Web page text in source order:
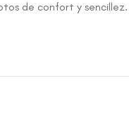
de confort y